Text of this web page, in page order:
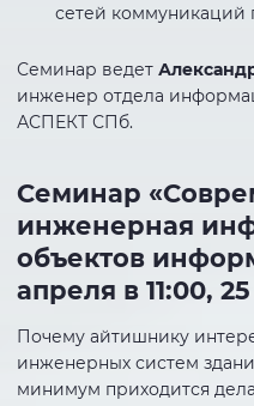
сетей коммуникаций
Семинар ведет
инженер отдела
АСПЕКТ СПб.
Семинар
инженерная
объектов
апреля в 11:00,
Почему айтишнику
инженерных систем
минимум приходится